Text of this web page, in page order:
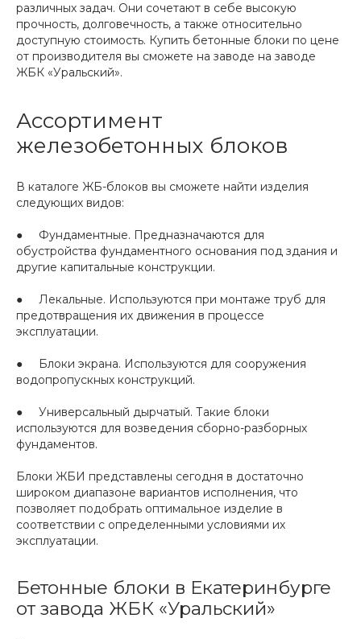
различных задач. Они сочетают в себе высокую
прочность, долговечность, а также относительно
доступную стоимость. Купить бетонные блоки по цене
от производителя вы сможете на заводе на заводе
ЖБК «Уральский».
Ассортимент
железобетонных блоков
В каталоге ЖБ-блоков вы сможете найти изделия
следующих видов:
● Фундаментные. Предназначаются для
обустройства фундаментного основания под здания и
другие капитальные конструкции.
● Лекальные. Используются при монтаже труб для
предотвращения их движения в процессе
эксплуатации.
● Блоки экрана. Используются для сооружения
водопропускных конструкций.
● Универсальный дырчатый. Такие блоки
используются для возведения сборно-разборных
фундаментов.
Блоки ЖБИ представлены сегодня в достаточно
широком диапазоне вариантов исполнения, что
позволяет подобрать оптимальное изделие в
соответствии с определенными условиями их
эксплуатации.
Бетонные блоки в Екатеринбурге
от завода ЖБК «Уральский»